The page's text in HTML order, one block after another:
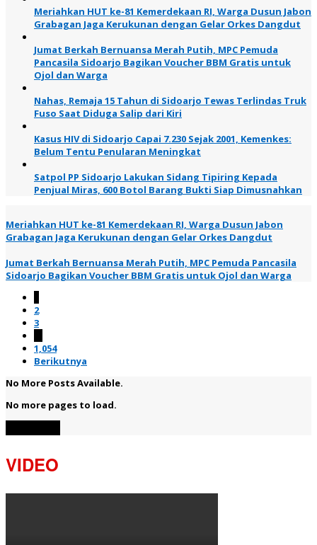
Meriahkan HUT ke-81 Kemerdekaan RI, Warga Dusun Jabon
Grabagan Jaga Kerukunan dengan Gelar Orkes Dangdut
Jumat Berkah Bernuansa Merah Putih, MPC Pemuda
Pancasila Sidoarjo Bagikan Voucher BBM Gratis untuk
Ojol dan Warga
Nahas, Remaja 15 Tahun di Sidoarjo Tewas Terlindas Truk
Fuso Saat Diduga Salip dari Kiri
Kasus HIV di Sidoarjo Capai 7.230 Sejak 2001, Kemenkes:
Belum Tentu Penularan Meningkat
Satpol PP Sidoarjo Lakukan Sidang Tipiring Kepada
Penjual Miras, 600 Botol Barang Bukti Siap Dimusnahkan
Meriahkan HUT ke-81 Kemerdekaan RI, Warga Dusun Jabon
Grabagan Jaga Kerukunan dengan Gelar Orkes Dangdut
Jumat Berkah Bernuansa Merah Putih, MPC Pemuda Pancasila
Sidoarjo Bagikan Voucher BBM Gratis untuk Ojol dan Warga
2
3
1,054
Berikutnya
No More Posts Available.
No more pages to load.
VIDEO